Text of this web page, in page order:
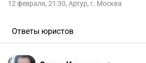
12 февраля, 21:30, Артур, г. Москва
Ответы юристов